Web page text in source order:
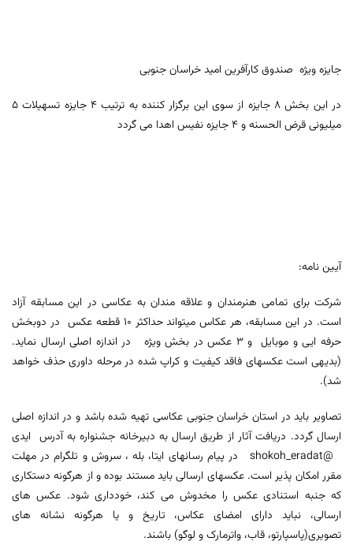
جایزه ویژه صندوق کارآفرین امید خراسان جنوبی
در این بخش 8 جایزه از سوی این برگزار کننده به ترتیب 4 جایزه تسهیلات 5
میلیونی قرض الحسنه و 4 جایزه نفیس اهدا می گردد
آیین نامه:
شرکت برای تمامی هنرمندان و علاقه مندان به عکاسی در این مسابقه آزاد
است. در این مسابقه، هر عکاس میتواند حداکثر 10 قطعه عکس در دوبخش
حرفه ایی و موبایل و 3 عکس در بخش ویژه در اندازه اصلی ارسال نماید.
(بدیهی است عکسهای فاقد کیفیت و کراپ شده در مرحله داوری حذف خواهد
شد).
تصاویر باید در استان خراسان جنوبی عکاسی تهیه شده باشد و در اندازه اصلی
ارسال گردد. دریافت آثار از طریق ارسال به دبیرخانه جشنواره به آدرس ایدی
@shokoh_eradat در پیام رسانهای ایتا، بله ، سروش و تلگرام در مهلت
مقرر امکان پذیر است. عکس­های ارسالی باید مستند بوده و از هرگونه دستکاری
که جنبه استنادی عکس را مخدوش می کند، خودداری شود. عکس های
ارسالی، نباید دارای امضای عکاس، تاریخ و یا هرگونه نشانه های
تصویری(پاسپارتو، قاب، واترمارک و لوگو) باشند.